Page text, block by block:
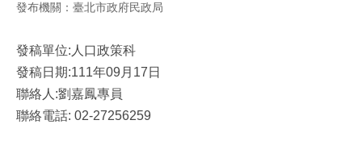
發布機關：臺北市政府民政局
發稿單位:人口政策科
發稿日期:111年09月17日
聯絡人:劉嘉鳳專員
聯絡電話: 02-27256259